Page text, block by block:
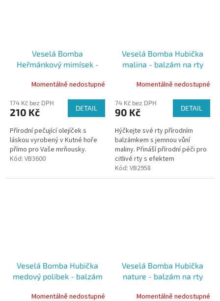
Veselá Bomba
Heřmánkový mimísek -
Momentálně nedostupné
174 Kč bez DPH
210 Kč DETAIL
Přírodní pečující olejíček s
láskou vyrobený v Kutné hoře
přímo pro Vaše mrňousky.
Kód: VB3600
Veselá Bomba Hubička
malina - balzám na rty
Momentálně nedostupné
74 Kč bez DPH
90 Kč DETAIL
Hýčkejte své rty přírodním
balzámkem s jemnou vůní
maliny. Přináší přírodní péči pro
citlivé rty s efektem
postupného vstřebávání pro
dlouhodobý účinek. Rty
Kód: VB2958
Veselá Bomba Hubička
medový polibek - balzám
Momentálně nedostupné
Veselá Bomba Hubička
nature - balzám na rty
Momentálně nedostupné